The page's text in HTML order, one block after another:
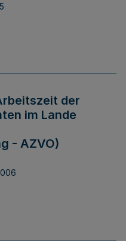
der
im Lande
- AZVO)